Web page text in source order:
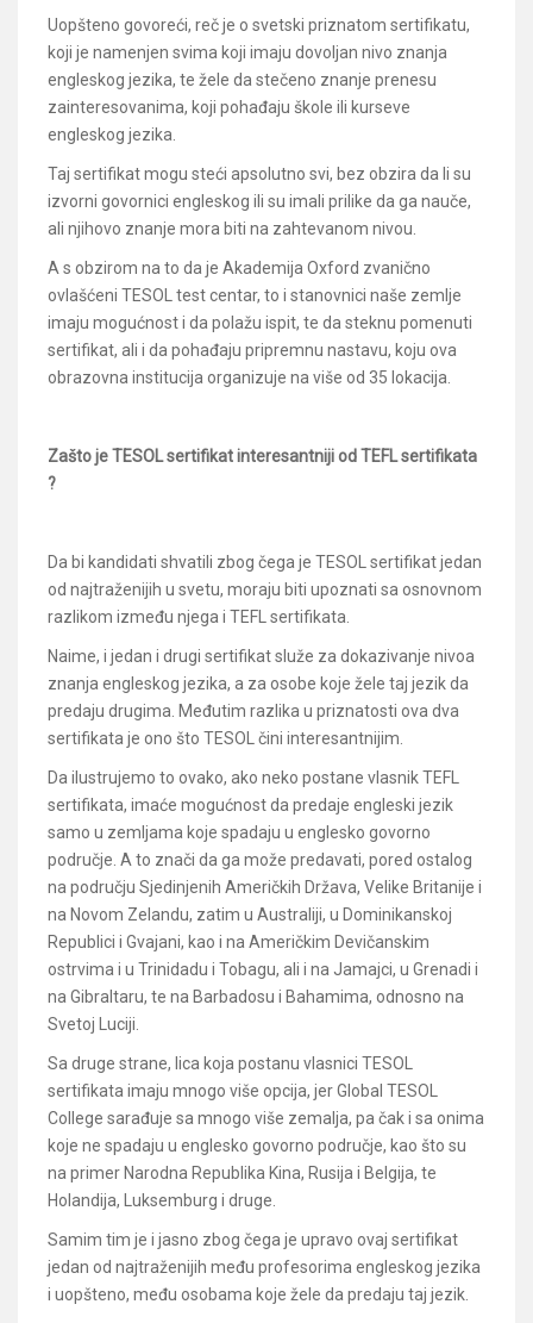
Uopšteno govoreći, reč je o svetski priznatom sertifikatu,
koji je namenjen svima koji imaju dovoljan nivo znanja
engleskog jezika, te žele da stečeno znanje prenesu
zainteresovanima, koji pohađaju škole ili kurseve
engleskog jezika.
Taj sertifikat mogu steći apsolutno svi, bez obzira da li su
izvorni govornici engleskog ili su imali prilike da ga nauče,
ali njihovo znanje mora biti na zahtevanom nivou.
A s obzirom na to da je Akademija Oxford zvanično
ovlašćeni TESOL test centar, to i stanovnici naše zemlje
imaju mogućnost i da polažu ispit, te da steknu pomenuti
sertifikat, ali i da pohađaju pripremnu nastavu, koju ova
obrazovna institucija organizuje na više od 35 lokacija.
Zašto je TESOL sertifikat interesantniji od TEFL sertifikata
?
Da bi kandidati shvatili zbog čega je TESOL sertifikat jedan
od najtraženijih u svetu, moraju biti upoznati sa osnovnom
razlikom između njega i TEFL sertifikata.
Naime, i jedan i drugi sertifikat služe za dokazivanje nivoa
znanja engleskog jezika, a za osobe koje žele taj jezik da
predaju drugima. Međutim razlika u priznatosti ova dva
sertifikata je ono što TESOL čini interesantnijim.
Da ilustrujemo to ovako, ako neko postane vlasnik TEFL
sertifikata, imaće mogućnost da predaje engleski jezik
samo u zemljama koje spadaju u englesko govorno
područje. A to znači da ga može predavati, pored ostalog
na području Sjedinjenih Američkih Država, Velike Britanije i
na Novom Zelandu, zatim u Australiji, u Dominikanskoj
Republici i Gvajani, kao i na Američkim Devičanskim
ostrvima i u Trinidadu i Tobagu, ali i na Jamajci, u Grenadi i
na Gibraltaru, te na Barbadosu i Bahamima, odnosno na
Svetoj Luciji.
Sa druge strane, lica koja postanu vlasnici TESOL
sertifikata imaju mnogo više opcija, jer Global TESOL
College sarađuje sa mnogo više zemalja, pa čak i sa onima
koje ne spadaju u englesko govorno područje, kao što su
na primer Narodna Republika Kina, Rusija i Belgija, te
Holandija, Luksemburg i druge.
Samim tim je i jasno zbog čega je upravo ovaj sertifikat
jedan od najtraženijih među profesorima engleskog jezika
i uopšteno, među osobama koje žele da predaju taj jezik.